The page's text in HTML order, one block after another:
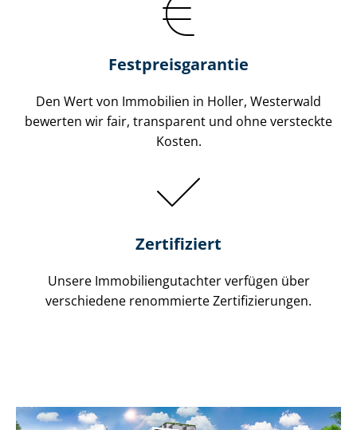
Festpreis​garantie
Den Wert von Immobilien in Holler, Westerwald
bewerten wir fair, transparent und ohne versteckte
Kosten.
Zertifiziert
Unsere Immobilien­gutachter verfügen über
verschiedene renommierte Zer­ti­fi­zie­run­gen.